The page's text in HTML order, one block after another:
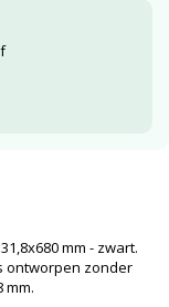
mm - zwart.
ontworpen zonder
mm.